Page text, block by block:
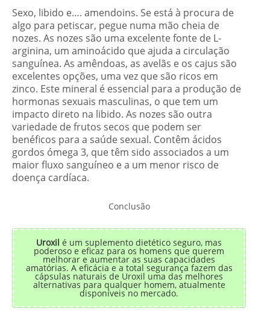
Sexo, libido e…. amendoins. Se está à procura de
algo para petiscar, pegue numa mão cheia de
nozes. As nozes são uma excelente fonte de L-
arginina, um aminoácido que ajuda a circulação
sanguínea. As amêndoas, as avelãs e os cajus são
excelentes opções, uma vez que são ricos em
zinco. Este mineral é essencial para a produção de
hormonas sexuais masculinas, o que tem um
impacto direto na libido. As nozes são outra
variedade de frutos secos que podem ser
benéficos para a saúde sexual. Contêm ácidos
gordos ómega 3, que têm sido associados a um
maior fluxo sanguíneo e a um menor risco de
doença cardíaca.
Conclusão
Uroxil é um suplemento dietético seguro, mas
poderoso e eficaz para os homens que querem
melhorar e aumentar as suas capacidades
amatórias. A eficácia e a total segurança fazem das
cápsulas naturais de Uroxil uma das melhores
alternativas para qualquer homem, atualmente
disponíveis no mercado.